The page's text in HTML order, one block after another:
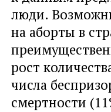
люди.
на аборты в
рост
числа
смертности